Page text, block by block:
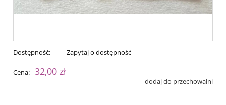
Dostępność: Zapytaj o dostępność
Cena: 32,00 zł
dodaj do przechowalni